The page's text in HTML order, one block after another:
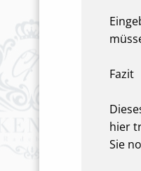
Fazit
hier
Sie